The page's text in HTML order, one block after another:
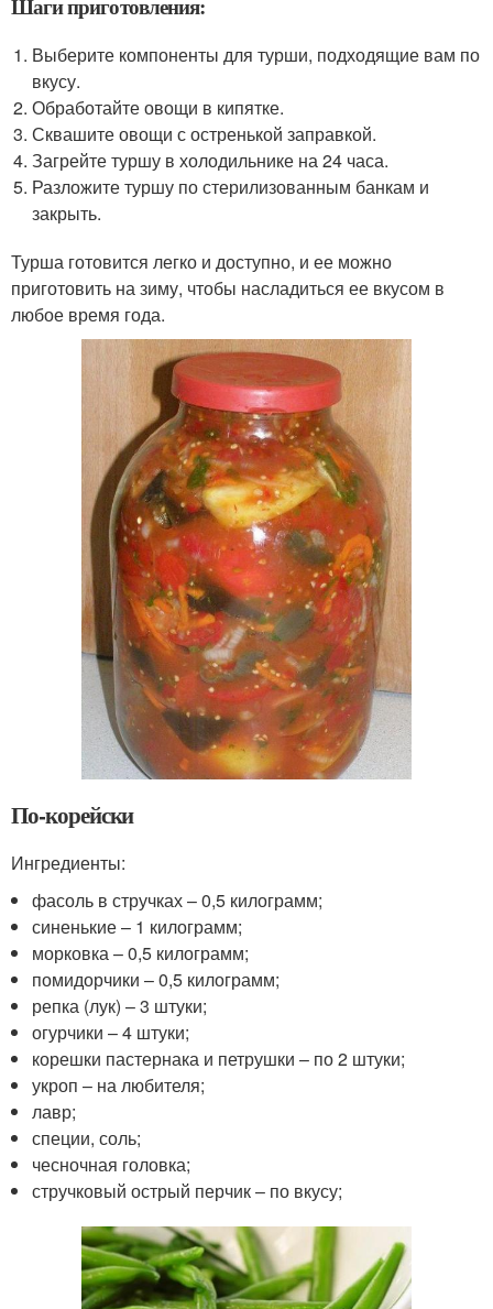
Выберите компоненты для турши, подходящие вам по
вкусу.
Обработайте овощи в кипятке.
Сквашите овощи с остренькой заправкой.
Загрейте туршу в холодильнике на 24 часа.
Разложите туршу по стерилизованным банкам и
закрыть.
Турша готовится легко и доступно, и ее можно
приготовить на зиму, чтобы насладиться ее вкусом в
любое время года.
По-корейски
Ингредиенты:
фасоль в стручках – 0,5 килограмм;
синенькие – 1 килограмм;
морковка – 0,5 килограмм;
помидорчики – 0,5 килограмм;
репка (лук) – 3 штуки;
огурчики – 4 штуки;
корешки пастернака и петрушки – по 2 штуки;
укроп – на любителя;
лавр;
специи, соль;
чесночная головка;
стручковый острый перчик – по вкусу;